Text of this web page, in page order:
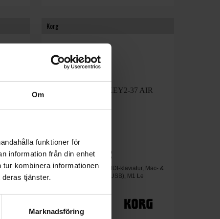
Om
funktioner för
information från din enhet
kombinera informationen
tjänster.
Marknadsföring
,
uttag
Korg
MicroKEY2-37 AIR
37-tangenters trådlöst MIDI-klaviatur, Mac- &
iOS-kompatibel (PC via USB), M1 Le